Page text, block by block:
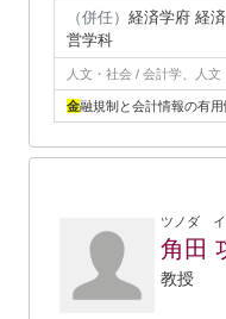
（併任） 経済学府 経
営学科
人文・社会 / 会計学、人
金融規制と会計情報の有用
ツノダ イ
角田
教授